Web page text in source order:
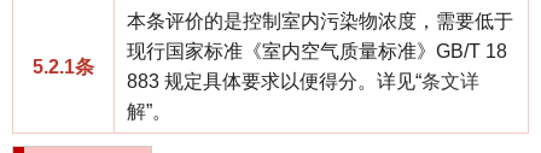
5.2.1条
本条评价的是控制室内污染物浓度，需要低于
现行国家标准《室内空气质量标准》GB/T 18
883 规定具体要求以便得分。详见“条文详
解”。